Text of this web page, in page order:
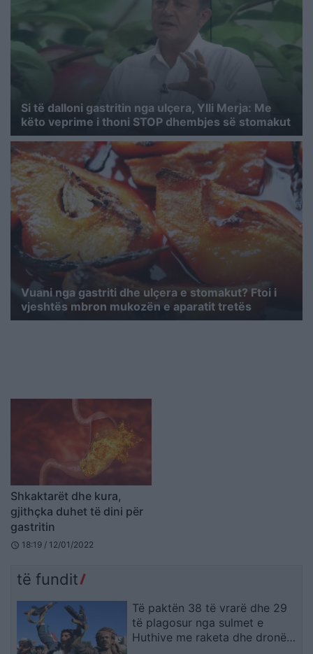
Si të dalloni gastritin nga ulçera, Ylli Merja: Me
këto veprime i thoni STOP dhembjes së stomakut
Vuani nga gastriti dhe ulçera e stomakut? Ftoi i
vjeshtës mbron mukozën e aparatit tretës
Shkaktarët dhe kura,
gjithçka duhet të dini për
gastritin
schedule 18:19 / 12/01/2022
të fundit
Të paktën 38 të vrarë dhe 29
të plagosur nga sulmet e
Huthive me raketa dhe dronë